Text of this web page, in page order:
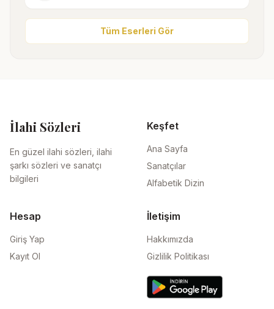
Tüm Eserleri Gör
İlahi Sözleri
En güzel ilahi sözleri, ilahi
şarkı sözleri ve sanatçı
bilgileri
Keşfet
Ana Sayfa
Sanatçılar
Alfabetik Dizin
Hesap
Giriş Yap
Kayıt Ol
İletişim
Hakkımızda
Gizlilik Politikası